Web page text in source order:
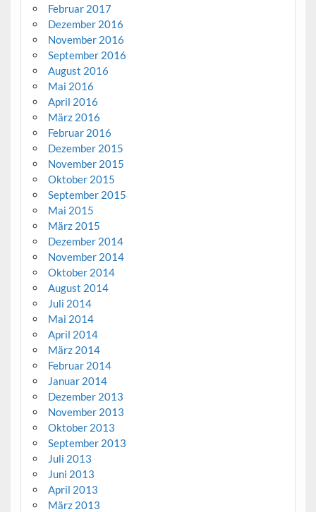
Februar 2017
Dezember 2016
November 2016
September 2016
August 2016
Mai 2016
April 2016
März 2016
Februar 2016
Dezember 2015
November 2015
Oktober 2015
September 2015
Mai 2015
März 2015
Dezember 2014
November 2014
Oktober 2014
August 2014
Juli 2014
Mai 2014
April 2014
März 2014
Februar 2014
Januar 2014
Dezember 2013
November 2013
Oktober 2013
September 2013
Juli 2013
Juni 2013
April 2013
März 2013